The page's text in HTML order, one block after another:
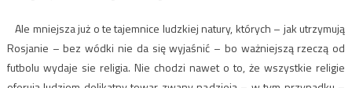
Ale mniejsza już o te tajemnice ludzkiej natury, których – jak utrzymują
Rosjanie – bez wódki nie da się wyjaśnić – bo ważniejszą rzeczą od
futbolu wydaje sie religia. Nie chodzi nawet o to, że wszystkie religie